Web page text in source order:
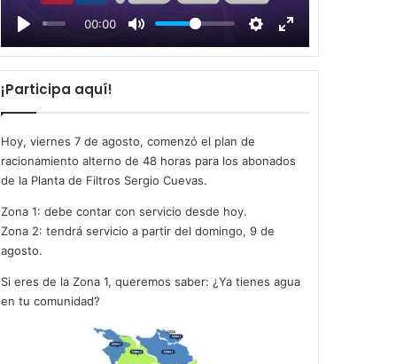
00:00
l
a
y
¡Participa aquí!
Hoy, viernes 7 de agosto, comenzó el plan de
racionamiento alterno de 48 horas para los abonados
de la Planta de Filtros Sergio Cuevas.
Zona 1: debe contar con servicio desde hoy.
Zona 2: tendrá servicio a partir del domingo, 9 de
agosto.
Si eres de la Zona 1, queremos saber: ¿Ya tienes agua
en tu comunidad?